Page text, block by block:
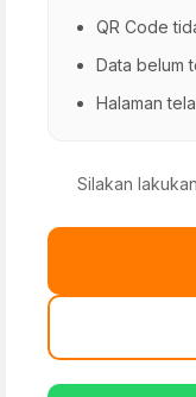
QR Code
Data belum
Halaman
Silakan